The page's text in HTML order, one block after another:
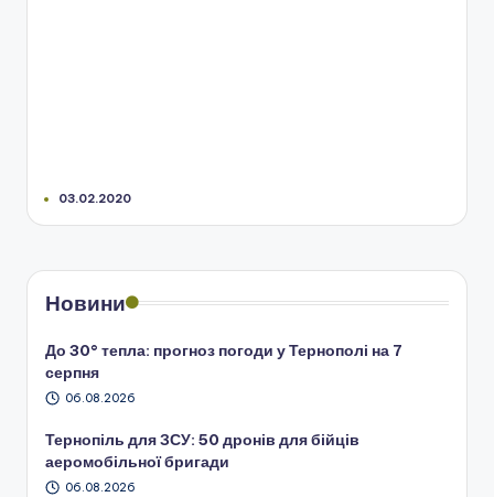
03.02.2020
Новини
До 30° тепла: прогноз погоди у Тернополі на 7
серпня
06.08.2026
Тернопіль для ЗСУ: 50 дронів для бійців
аеромобільної бригади
06.08.2026